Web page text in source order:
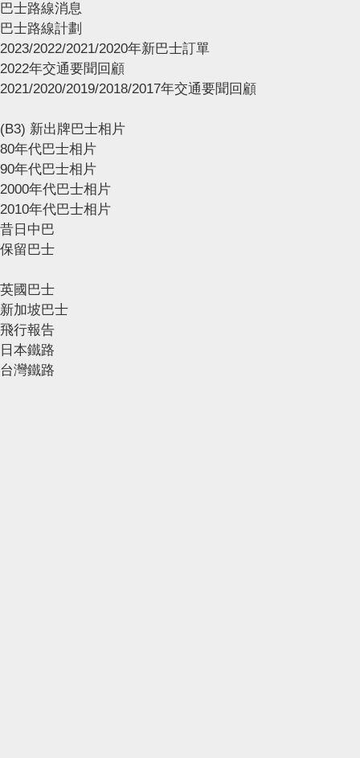
巴士路線消息
巴士路線計劃
2023/2022/2021/2020年新巴士訂單
2022年交通要聞回顧
2021/2020/2019/2018/2017年交通要聞回顧
(B3) 新出牌巴士相片
80年代巴士相片
90年代巴士相片
2000年代巴士相片
2010年代巴士相片
昔日中巴
保留巴士
英國巴士
新加坡巴士
飛行報告
日本鐵路
台灣鐵路